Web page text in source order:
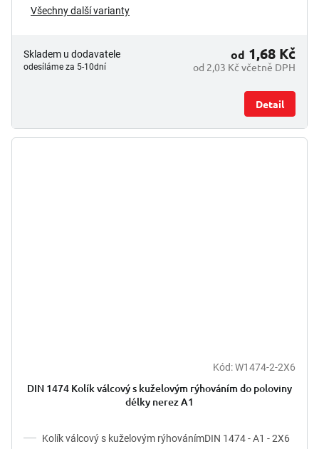
Všechny další varianty
Skladem u dodavatele
odesíláme za 5-10dní od 2,03 Kč včetně DPH
od 1,68 Kč
Detail
Kód:W1474-2-2X6
DIN 1474 Kolík válcový s kuželovým rýhováním do poloviny
délky nerez A1
Kolík válcový s kuželovým rýhovánímDIN 1474 - A1 - 2X6